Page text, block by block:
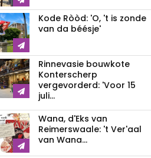
Kode Ròòd: 'O, 't is zonde
van da béésje'
Rinnevasie bouwkote
Konterscherp
vergevorderd: 'Voor 15
juli...
Wana, d'Eks van
Reimerswaale: 't Ver'aal
van Wana...